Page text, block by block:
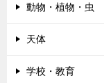
動物・植物・虫
天体
学校・教育